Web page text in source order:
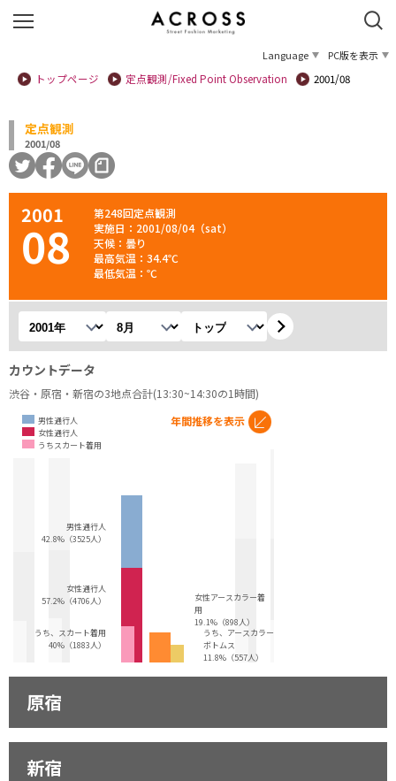
Language
PC版を表示
トップページ
定点観測/Fixed Point Observation 2001/08
定点観測
2001/08
2001
08
第248回定点観測
実施日：2001/08/04（sat）
天候：曇り
最高気温：34.4℃
最低気温：℃
年を選択 月を選択 観測地を選択
カウントデータ
渋谷・原宿・新宿の3地点合計(13:30~14:30の1時間)
男性通行人
女性通行人
うちスカート着用
年間推移を表示
男性通行人
42.8%（3525人）
女性通行人
57.2%（4706人）
うち、スカート着用
40%（1883人）
女性アースカラー着
用
19.1%（898人）
うち、アースカラー・
ボトムス
11.8%（557人）
原宿
新宿